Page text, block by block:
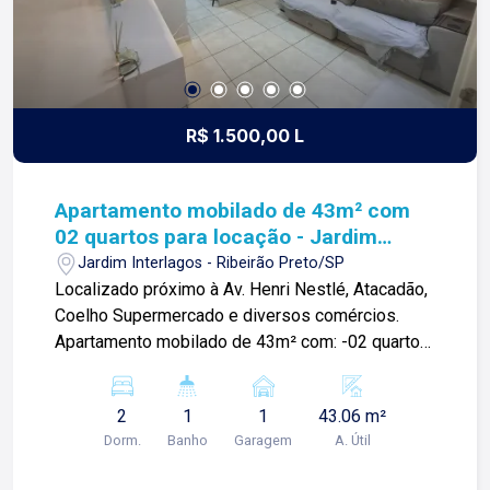
R$ 1.500,00 L
Apartamento mobilado de 43m² com
02 quartos para locação - Jardim
Interlagos
Jardim Interlagos - Ribeirão Preto/SP
Localizado próximo à Av. Henri Nestlé, Atacadão,
Coelho Supermercado e diversos comércios.
Apartamento mobilado de 43m² com: -02 quartos
social com box blindex e gabinete; -Sala 02
ambientes com luzes de LED e painel de TV; -
Cozinha planejada; -Área de serviços com
2
Dorm.
1
Banho
1
Garagem
43.06 m²
A. Útil